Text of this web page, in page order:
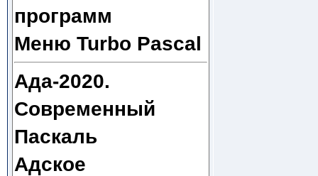
программ
Меню Turbo Pascal
Ада-2020.
Современный
Паскаль
Адское